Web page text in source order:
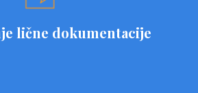
lične dokumentacije